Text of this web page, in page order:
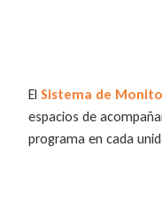
El Sistema de
espacios de
programa en cada